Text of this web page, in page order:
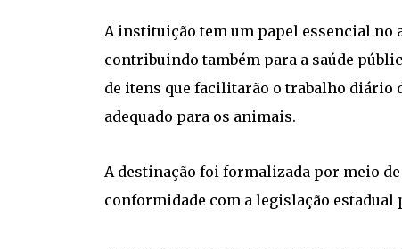
A instituição tem um papel essencial no
contribuindo também para a saúde
de itens que facilitarão o trabalho diário
adequado para os animais.
A destinação foi formalizada por meio
conformidade com a legislação